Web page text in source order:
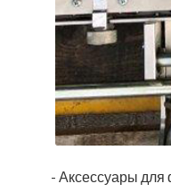
- Аксессуары